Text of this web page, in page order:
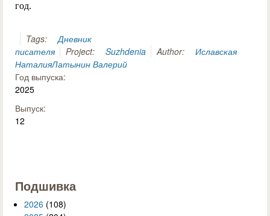
год.
Tags:
Дневник
писателя
Project: Suzhdenia Author:
Иславская
НаталияЛатынин Валерий
Год выпуска:
2025
Выпуск:
12
Подшивка
2026 (108)